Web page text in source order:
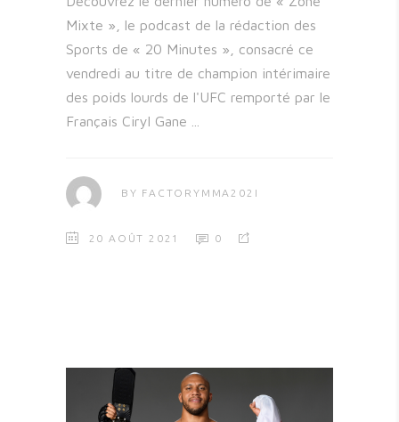
Mixte », le podcast de la rédaction des
Sports de « 20 Minutes », consacré ce
vendredi au titre de champion intérimaire
des poids lourds de l'UFC remporté par le
Français Ciryl Gane
BY FACTORYMMA202I
20 AOÛT 2021 0